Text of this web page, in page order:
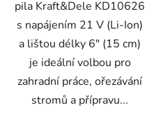
pila Kraft&Dele KD10626
s napájením 21 V (Li-Ion)
a lištou délky 6" (15 cm)
je ideální volbou pro
zahradní práce, ořezávání
stromů a přípravu...